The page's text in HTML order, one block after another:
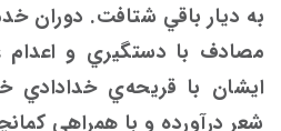
به ديار باقي شتافت. دوران
مصادف با دستگيري و
ايشان با قريحه‌ي خدادادي
شعر درآورده و با همراهي